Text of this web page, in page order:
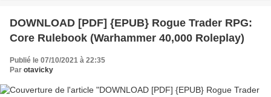
DOWNLOAD [PDF] {EPUB} Rogue Trader RPG:
Core Rulebook (Warhammer 40,000 Roleplay)
Publié le 07/10/2021 à 22:35
Par otavicky